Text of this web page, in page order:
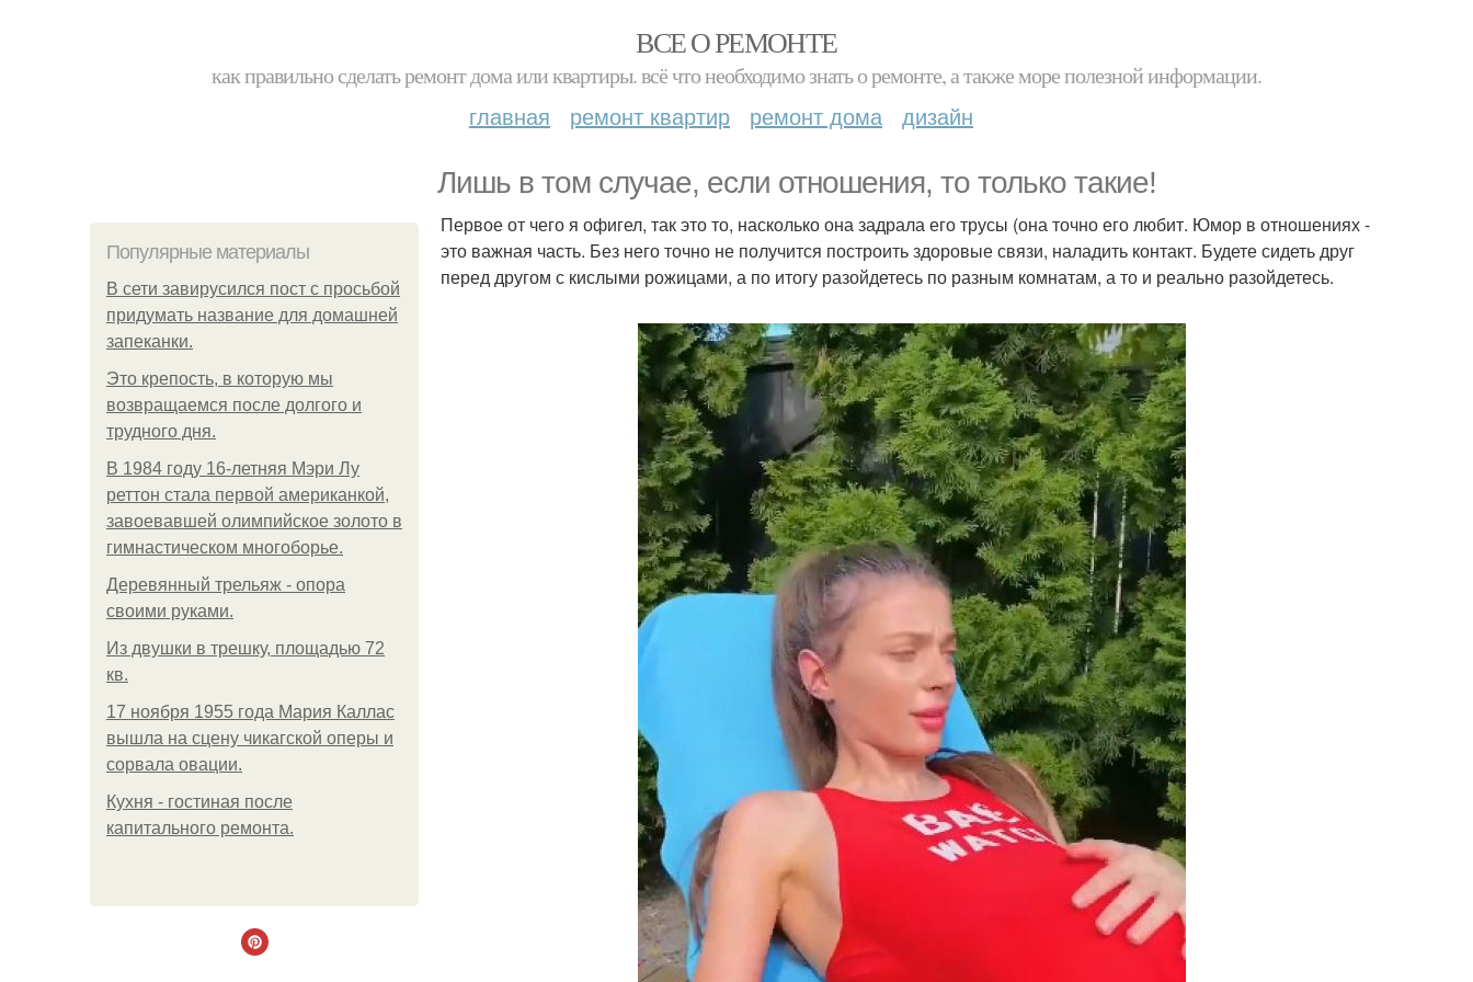
ВСЕ О РЕМОНТЕ
как правильно сделать ремонт дома или квартиры. всё что необходимо знать о ремонте, а также море полезной информации.
главная ремонт квартир ремонт дома дизайн
Лишь в том случае, если отношения, то только такие!
Популярные материалы
В сети завирусился пост с просьбой
придумать название для домашней
запеканки.
Это крепость, в которую мы
возвращаемся после долгого и
трудного дня.
В 1984 году 16-летняя Мэри Лу
реттон стала первой американкой,
завоевавшей олимпийское золото в
гимнастическом многоборье.
Деревянный трельяж - опора
своими руками.
Из двушки в трешку, площадью 72
кв.
17 ноября 1955 года Мария Каллас
вышла на сцену чикагской оперы и
сорвала овации.
Кухня - гостиная после
капитального ремонта.
Первое от чего я офигел, так это то, насколько она задрала его трусы (она точно его любит. Юмор в отношениях -
это важная часть. Без него точно не получится построить здоровые связи, наладить контакт. Будете сидеть друг
перед другом с кислыми рожицами, а по итогу разойдетесь по разным комнатам, а то и реально разойдетесь.